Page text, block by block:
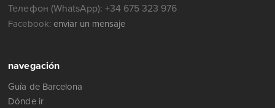
Телефон (WhatsApp): +34 675 323 976
Facebook: enviar un mensaje
navegación
Guía de Barcelona
Dónde ir